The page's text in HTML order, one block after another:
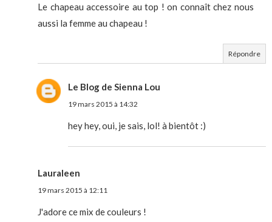
Le chapeau accessoire au top ! on connaît chez nous
aussi la femme au chapeau !
Répondre
Le Blog de Sienna Lou
19 mars 2015 à 14:32
hey hey, oui, je sais, lol! à bientôt :)
Lauraleen
19 mars 2015 à 12:11
J'adore ce mix de couleurs !